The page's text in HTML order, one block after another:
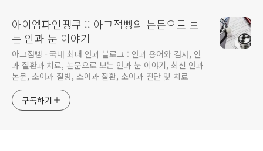
아이엠파인땡큐 :: 아그점빵의 논문으로 보
는 안과 눈 이야기
아그점빵 - 국내 최대 안과 블로그 : 안과 용어와 검사, 안
과 질환과 치료, 논문으로 보는 안과 눈 이야기, 최신 안과
논문, 소아과 질병, 소아과 질환, 소아과 진단 및 치료
구독하기